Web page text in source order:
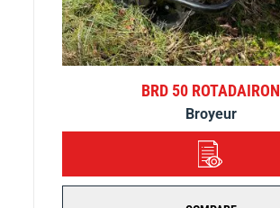
BRD 50 ROTADAIRON
Broyeur
DÉTAILS